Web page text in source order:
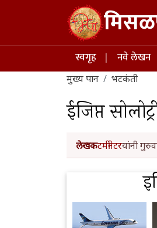
Skip to main content
Main navigation
स्वगृह नवे लेखन
मुख्य पान भटकंती
ईजिप्त
लेखकटर्मीनेटरयांनी